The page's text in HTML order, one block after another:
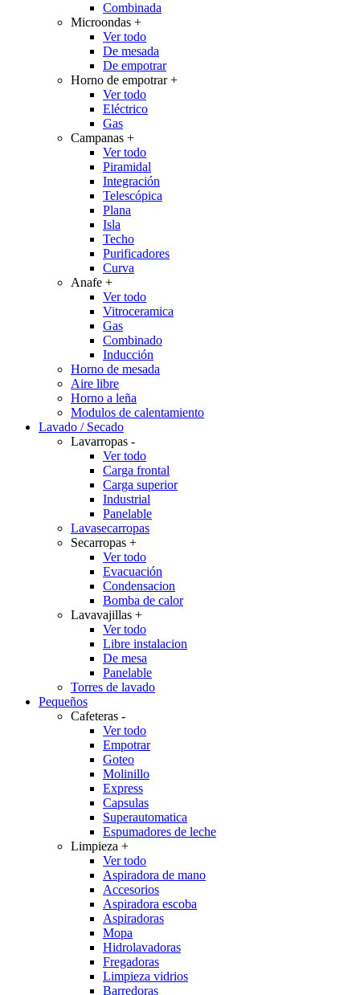
Combinada
Microondas +
Ver todo
De mesada
De empotrar
Horno de empotrar+
Ver todo
Eléctrico
Gas
Campanas +
Ver todo
Piramidal
Integración
Telescópica
Plana
Isla
Techo
Purificadores
Curva
Anafe +
Ver todo
Vitroceramica
Gas
Combinado
Inducción
Horno de mesada
Aire libre
Horno a leña
Modulos de calentamiento
Lavado / Secado
Lavarropas -
Ver todo
Carga frontal
Carga superior
Industrial
Panelable
Lavasecarropas
Secarropas +
Ver todo
Evacuación
Condensacion
Bomba de calor
Lavavajillas +
Ver todo
Libre instalacion
De mesa
Panelable
Torres de lavado
Pequeños
Cafeteras -
Ver todo
Empotrar
Goteo
Molinillo
Express
Capsulas
Superautomatica
Espumadores de leche
Limpieza +
Ver todo
Aspiradora de mano
Accesorios
Aspiradora escoba
Aspiradoras
Mopa
Hidrolavadoras
Fregadoras
Limpieza vidrios
Barredoras